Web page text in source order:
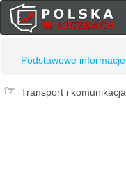
Podstawowe informacje
Transport i komunikacja